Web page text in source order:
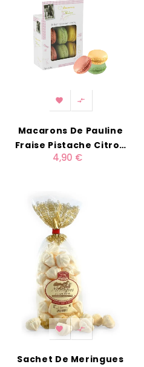
 
Macarons De Pauline
Fraise Pistache Citron
X6
4,90 €
 
Sachet De Meringues